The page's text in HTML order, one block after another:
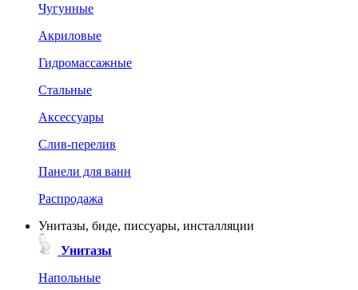
Чугунные
Акриловые
Гидромассажные
Стальные
Аксессуары
Слив-перелив
Панели для ванн
Распродажа
Унитазы, биде, писсуары, инсталляции
Унитазы
Напольные